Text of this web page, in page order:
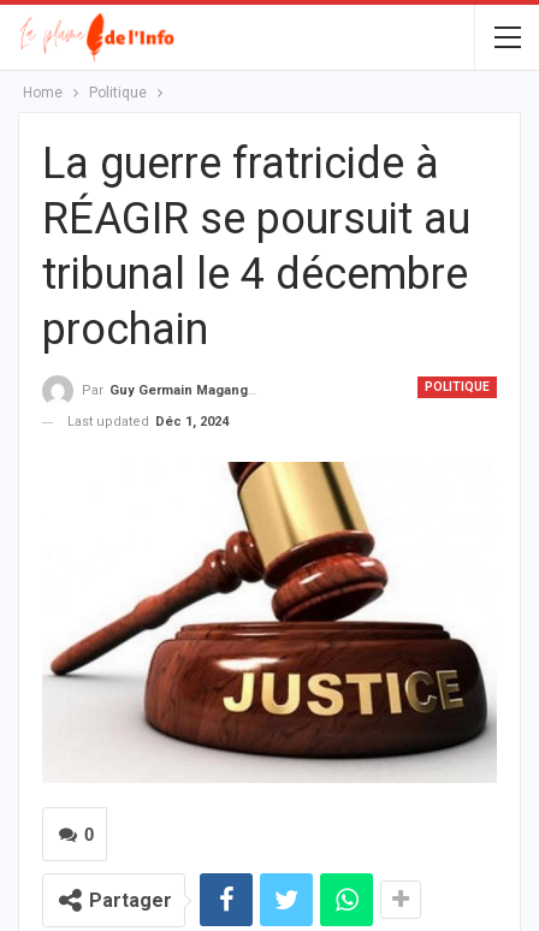
Home Politique
La guerre fratricide à
RÉAGIR se poursuit au
tribunal le 4 décembre
prochain
POLITIQUE
Par Guy Germain Maganga Nziengui
Last updated
Déc 1, 2024
0
Partager